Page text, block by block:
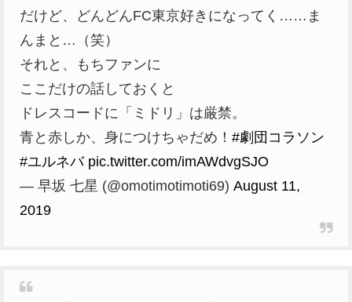
だけど、どんどんFC東京好きになってく……ま
んまと…（笑）
それと、もちファンに
ここだけの話しておくと
ドレスコードに「ミドリ」は厳禁。
青と赤しか、身につけちゃだめ！ #劇団コラソン
#ユルネバ pic.twitter.com/imAWdvgSJO
— 早坂 七星 (@omotimotimoti69) August 11,
2019